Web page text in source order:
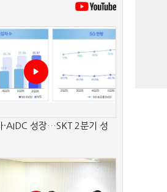
·AIDC 성장…SKT 2분기 성